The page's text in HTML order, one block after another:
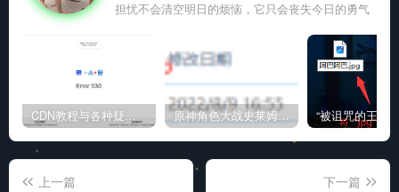
担忧不会清空明日的烦恼，它只会丧失今日的勇气
CDN教程与各种疑难杂症解决方法 原神角色大战史莱姆与丘丘人高质量视频
上一篇
下一篇